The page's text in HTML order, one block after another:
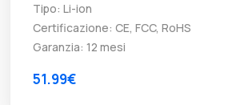
Tipo: Li-ion
Certificazione: CE, FCC, RoHS
Garanzia: 12 mesi
51.99€